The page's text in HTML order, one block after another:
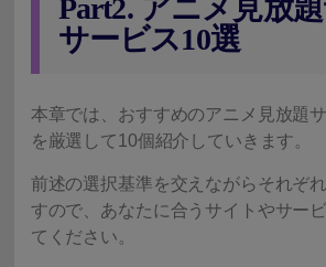
Part2. アニメ見放
サービス10選
本章では、おすすめのアニメ見放題
を厳選して10個紹介していきます。
前述の選択基準を交えながらそれぞ
すので、あなたに合うサイトやサー
てください。